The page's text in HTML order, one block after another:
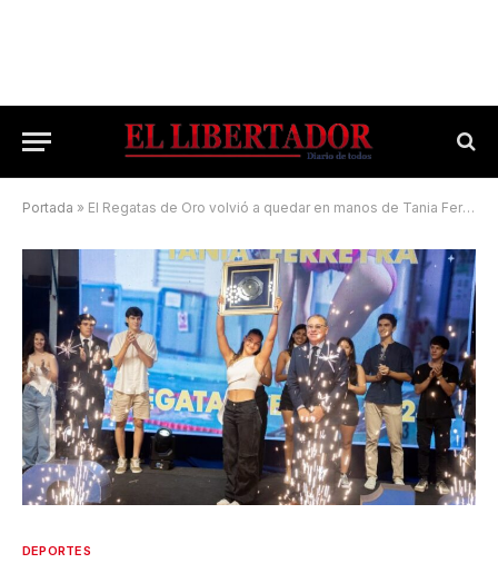
Portada » El Regatas de Oro volvió a quedar en manos de Tania Ferreyra
DEPORTES